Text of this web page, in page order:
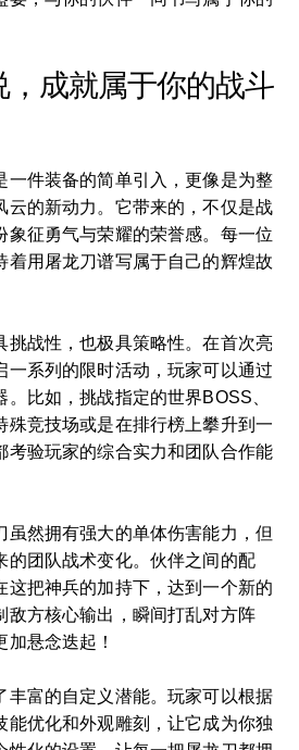
，成就属于你的战斗
一件装备的简单引入，更像是为整
云的新动力。它带来的，不仅是战
象征勇气与荣耀的荣誉感。每一位
着用屠龙刀谱写属于自己的辉煌故
挑战性，也极具策略性。在首次亮
一系列的限时活动，玩家可以通过
比如，挑战指定的世界BOSS、
殊竞技场或是在排行榜上攀升到一
考验玩家的综合实力和团队合作能
虽然拥有强大的单体伤害能力，但
的团队战术变化。伙伴之间的配
这把神兵的加持下，达到一个新的
敌方核心输出，瞬间打乱对方阵
悬念迭起！
丰富的自定义潜能。玩家可以根据
能优化和外观雕刻，让它成为你独